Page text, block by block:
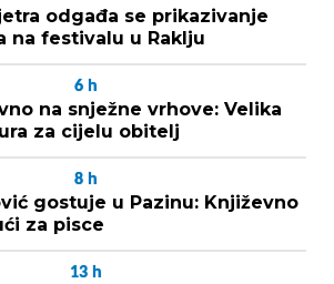
odgađa se prikazivanje
na festivalu u Raklju
6 h
na snježne vrhove: Velika
za cijelu obitelj
8 h
gostuje u Pazinu: Književno
za pisce
13 h